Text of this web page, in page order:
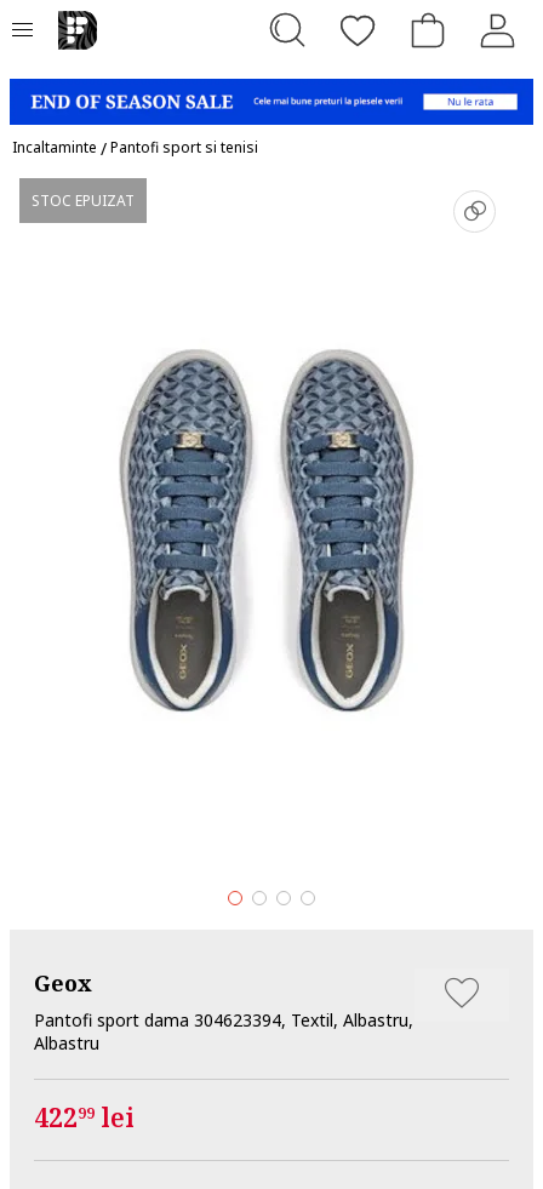
Incaltaminte /Pantofi sport si tenisi
STOC EPUIZAT
Geox
Pantofi sport dama 304623394, Textil, Albastru,
Albastru
42299 lei